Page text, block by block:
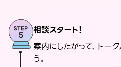
相談スタート！
案内にしたがって、トー
う。